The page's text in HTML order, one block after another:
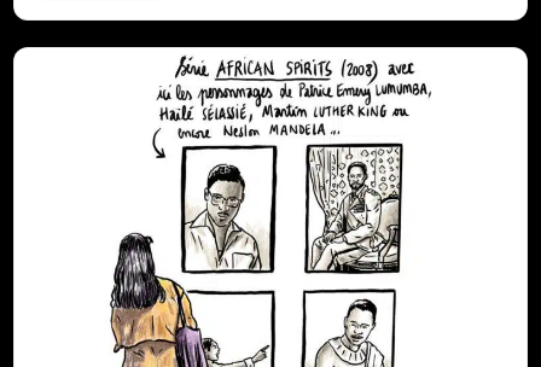
des luttes identitaires, des révoltes intimes, des
combats égalitaires.…